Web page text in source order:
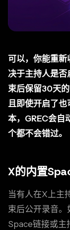
可以，你能重
决于主持人是
束后保留30天
且即使开启了也
本，GREC会
个都不会错过。
X的内置
当有人在X上主
束后公开录音
Space链接或主